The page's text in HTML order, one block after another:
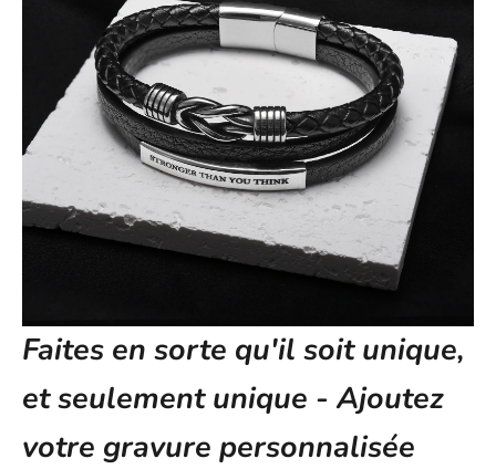
Faites en sorte qu'il soit unique,
et seulement unique - Ajoutez
votre gravure personnalisée